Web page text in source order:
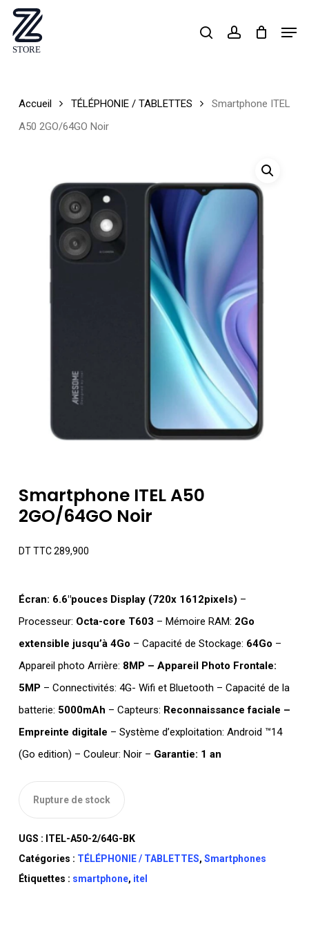
Skip
main
searchaccount
Accueil TÉLÉPHONIE / TABLETTES
Smartphone ITEL
A50 2GO/64GO Noir
Smartphone ITEL A50
2GO/64GO Noir
DT TTC289,900
Écran: 6.6″pouces Display (720x 1612pixels) –
Processeur: Octa-core T603 – Mémoire RAM: 2Go
extensible jusqu’à 4Go – Capacité de Stockage: 64Go –
Appareil photo Arrière: 8MP – Appareil Photo Frontale:
5MP – Connectivités: 4G- Wifi et Bluetooth – Capacité de la
batterie: 5000mAh – Capteurs: Reconnaissance faciale –
Empreinte digitale – Système d’exploitation: Android ™14
(Go edition) – Couleur: Noir – Garantie: 1 an
Rupture de stock
UGS : ITEL-A50-2/64G-BK
Catégories : TÉLÉPHONIE / TABLETTES, Smartphones
Étiquettes : smartphone, itel